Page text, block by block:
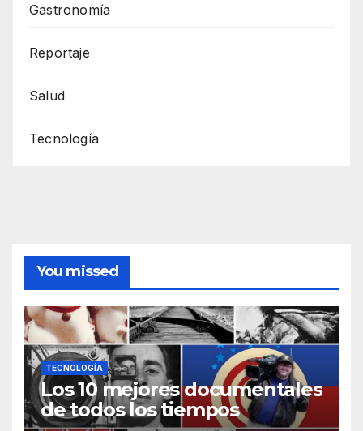
Gastronomía
Reportaje
Salud
Tecnología
You missed
TECNOLOGÍA
Los 10 mejores documentales
de todos los tiempos